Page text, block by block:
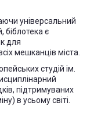
універсальний
біблотека є
для
мешканців міста.
студій ім.
підтримуваних
в усьому світі.